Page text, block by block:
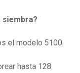
siembra?
el modelo 5100.
hasta 128